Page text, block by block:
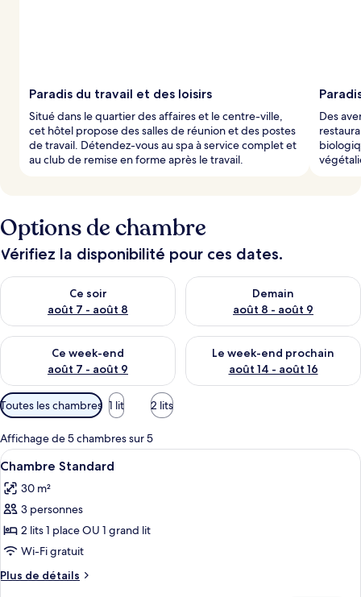
Paradis du travail et des loisirs
Situé dans le quartier des affaires et le centre-ville,
cet hôtel propose des salles de réunion et des postes
de travail. Détendez-vous au spa à service complet et
au club de remise en forme après le travail.
Des
Options de chambre
Vérifiez la disponibilité pour ces dates.
Ce soir
août 7 - août 8
Vérifier la disponibilité pour ce soir août 7 - août 8
Demain
août 8 - août 9
Vérifier la disponibilité pour
Ce week-end
août 7 - août 9
Vérifier la disponibilité pour ce week-end août 7 - août 9
Le week-end prochain
août 14 - août 16
Vérifier la disponibilité pour
Filtres
disponibles
pour
les
chambres
Toutes les chambres 1 lit 2 lits
Affichage de 5 chambres sur 5
Afficher
toutes
les
photos
pour
ce
type
de
Une chambre d’hôtel avec un
14
Chambre Standard
30 m²
3 personnes
2 lits 1 place OU 1 grand lit
Wi-Fi gratuit
Plus de détails
Plus